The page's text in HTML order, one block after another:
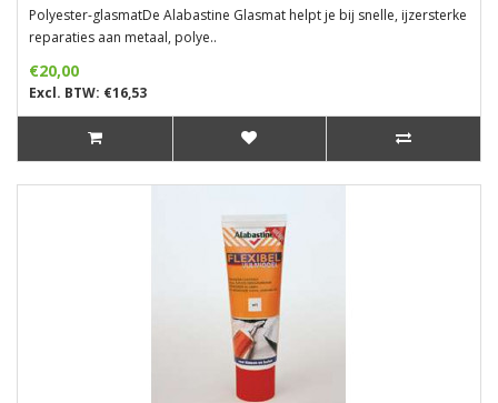
Polyester-glasmatDe Alabastine Glasmat helpt je bij snelle, ijzersterke
reparaties aan metaal, polye..
€20,00
Excl. BTW: €16,53